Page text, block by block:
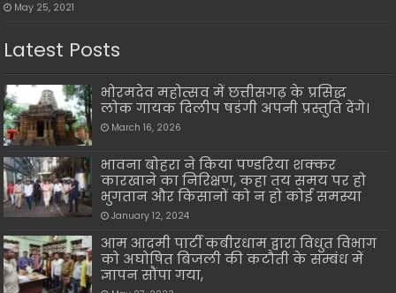
May 25, 2021
Latest Posts
भोरमदेव महोत्सव में छत्तीसगढ़ के प्रसिद्ध
लोक गायक दिलीप षडंगी अपनी प्रस्तुति देंगे।
March 16, 2026
भावना बोहरा ने किया पण्डरिया शक्कर
कारखाने का निरिक्षण, कहा तय समय पर हो
भुगतान और किसानों को न हो कोई समस्या
January 12, 2024
आम आदमी पार्टी कबीरधाम द्वारा विधुत विभाग
को अघोषित बिजली की कटौती के सम्बंध में
ज्ञापन सौंपा गया,